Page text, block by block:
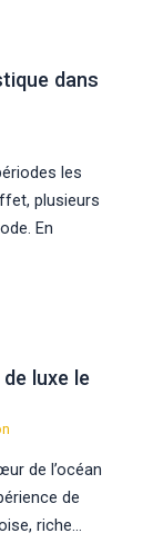
dans
les
plusieurs
En
luxe le
de l’océan
de
riche…